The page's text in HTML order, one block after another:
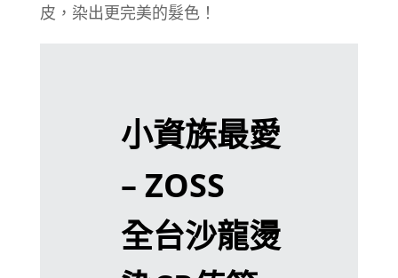
皮，染出更完美的髮色！
小資族最愛
– ZOSS
全台沙龍燙